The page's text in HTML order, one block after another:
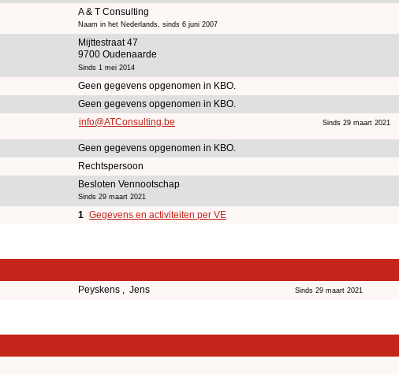
A & T Consulting
Naam in het Nederlands, sinds 6 juni 2007
Mijttestraat 47
9700 Oudenaarde
Sinds 1 mei 2014
Geen gegevens opgenomen in KBO.
Geen gegevens opgenomen in KBO.
info@ATConsulting.be Sinds 29 maart 2021
Geen gegevens opgenomen in KBO.
Rechtspersoon
Besloten Vennootschap
Sinds 29 maart 2021
1 Gegevens en activiteiten per VE
Peyskens , Jens Sinds 29 maart 2021